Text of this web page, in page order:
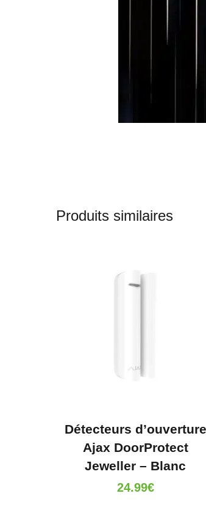
Produits similaires
Détecteurs d’ouverture
Ajax DoorProtect
Jeweller – Blanc
24.99€